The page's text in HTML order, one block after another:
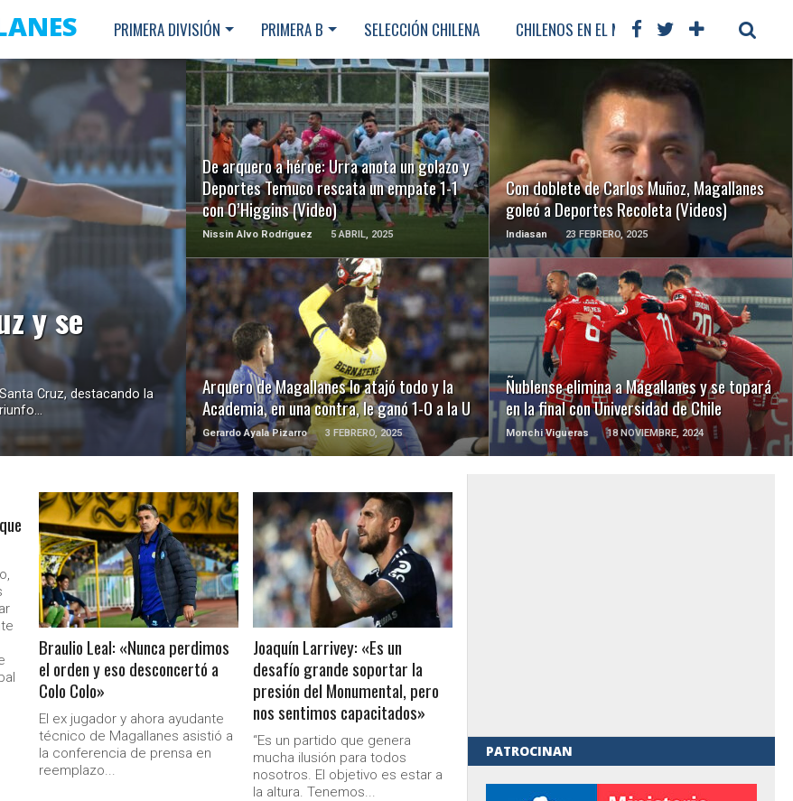
PRIMERA DIVISIÓN PRIMERA B SELECCIÓN CHILENA CHILENOS EN EL MUNDO FÚTBOL
y se
Cruz, destacando la
De arquero a héroe: Urra anota un golazo y
Deportes Temuco rescata un empate 1-1
con O’Higgins (Video)
Nissin Alvo Rodríguez 5 ABRIL, 2025
LEER MÁS
Con doblete de Carlos Muñoz, Magallanes
goleó a Deportes Recoleta (Videos)
Indiasan 23 FEBRERO, 2025
LEER MÁS
Arquero de Magallanes lo atajó todo y la
Academia, en una contra, le ganó 1-0 a la U
Gerardo Ayala Pizarro 3 FEBRERO, 2025
LEER MÁS
Ñublense elimina a Magallanes y se topará
en la final con Universidad de Chile
Monchi Vigueras 18 NOVIEMBRE, 2024
LEER MÁS
LEER MÁS
Braulio Leal: «Nunca perdimos
el orden y eso desconcertó a
Colo Colo»
El ex jugador y ahora ayudante
técnico de Magallanes asistió a
la conferencia de prensa en
reemplazo...
LEER MÁS
Joaquín Larrivey: «Es un
desafío grande soportar la
presión del Monumental, pero
nos sentimos capacitados»
“Es un partido que genera
mucha ilusión para todos
nosotros. El objetivo es estar a
la altura. Tenemos...
PATROCINAN
Ministerio Secretaría General de Gobierno